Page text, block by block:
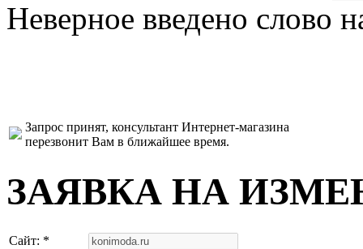
Неверное введено слово
Запрос принят, консультант Интернет-магазина
перезвонит Вам в ближайшее время.
ЗАЯВКА НА
Сайт: *